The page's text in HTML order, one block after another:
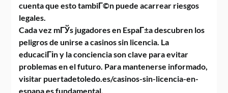
cuenta que esto tambiГ©n puede acarrear riesgos
legales.
Cada vez mГЎs jugadores en EspaГ±a descubren los
peligros de unirse a casinos sin licencia. La
educaciГіn y la conciencia son clave para evitar
problemas en el futuro. Para mantenerse informado,
visitar puertadetoledo.es/casinos-sin-licencia-en-
espana es fundamental.